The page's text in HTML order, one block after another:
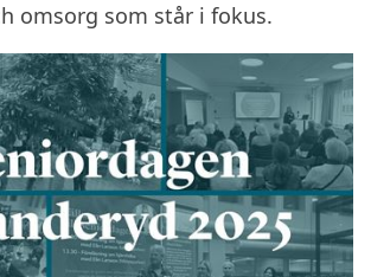
omsorg som står i fokus.